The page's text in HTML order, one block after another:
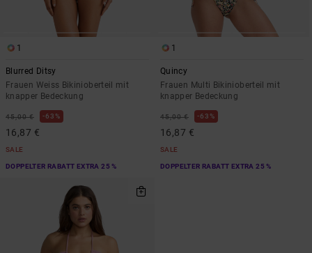
1
Blurred Ditsy
Frauen Weiss Bikinioberteil mit
knapper Bedeckung
45,00 € 63%
16,87 €
SALE
DOPPELTER RABATT EXTRA 25 %
1
Quincy
Frauen Multi Bikinioberteil mit
knapper Bedeckung
45,00 € 63%
16,87 €
SALE
DOPPELTER RABATT EXTRA 25 %